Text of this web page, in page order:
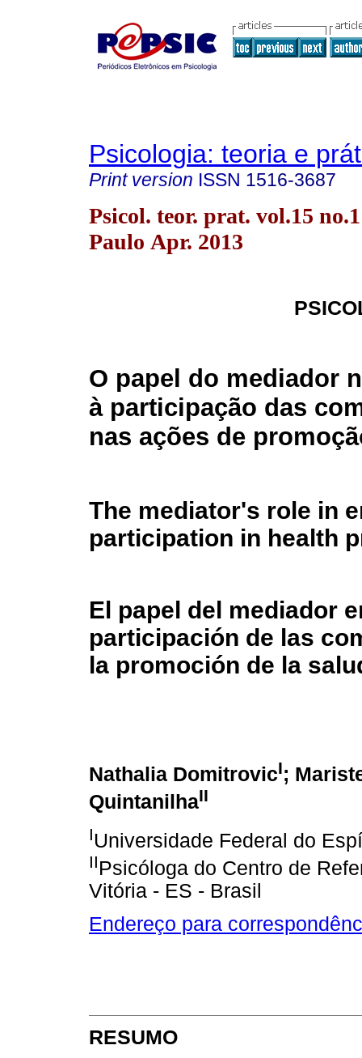
Psicologia: teoria e
Print version ISSN 1516-3687
Psicol. teor. prat. vol.15
Paulo Apr. 2013
O papel do mediador
à participação das
nas ações de
The mediator's role in
participation in health
El papel del mediador
participación de las
la promoción de la
Nathalia DomitrovicI;
QuintanilhaII
IUniversidade Federal do
IIPsicóloga do Centro de
Vitória - ES - Brasil
Endereço para
RESUMO